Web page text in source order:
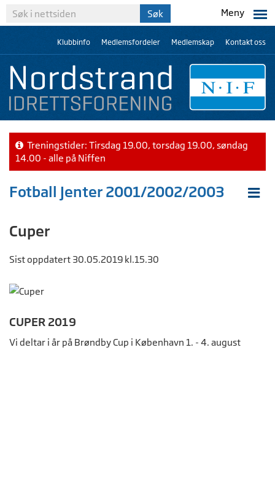
Meny
Klubbinfo Medlemsfordeler Medlemskap Kontakt oss
Treningstider: Tirsdag 19.00, torsdag 19.00, søndag
14.00 - alle på Niffen
Fotball Jenter 2001/2002/2003
Cuper
Sist oppdatert 30.05.2019 kl.15.30
CUPER 2019
Vi deltar i år på Brøndby Cup i København 1. - 4. august